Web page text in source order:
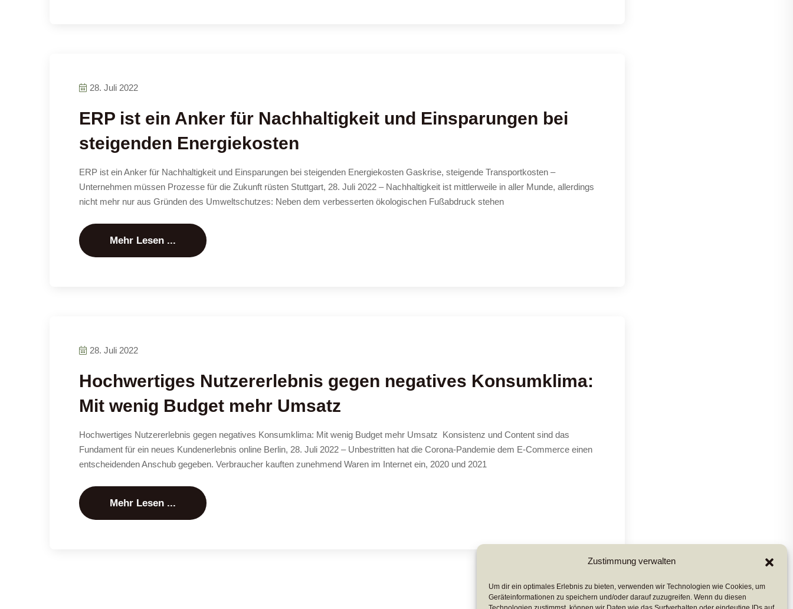
Zustimmung verwalten
Um dir ein optimales Erlebnis zu bieten, verwenden wir Technologien wie Cookies, um
Geräteinformationen zu speichern und/oder darauf zuzugreifen. Wenn du diesen
28. Juli 2022
ERP ist ein Anker für Nachhaltigkeit und Einsparungen bei
steigenden Energiekosten
ERP ist ein Anker für Nachhaltigkeit und Einsparungen bei steigenden Energiekosten Gaskrise, steigende Transportkosten –
Unternehmen müssen Prozesse für die Zukunft rüsten Stuttgart, 28. Juli 2022 – Nachhaltigkeit ist mittlerweile in aller Munde, allerdings
nicht mehr nur aus Gründen des Umweltschutzes: Neben dem verbesserten ökologischen Fußabdruck stehen
Mehr Lesen ...
28. Juli 2022
Hochwertiges Nutzererlebnis gegen negatives Konsumklima:
Mit wenig Budget mehr Umsatz
Hochwertiges Nutzererlebnis gegen negatives Konsumklima: Mit wenig Budget mehr Umsatz Konsistenz und Content sind das
Fundament für ein neues Kundenerlebnis online Berlin, 28. Juli 2022 – Unbestritten hat die Corona-Pandemie dem E-Commerce einen
entscheidenden Anschub gegeben. Verbraucher kauften zunehmend Waren im Internet ein, 2020 und 2021
Mehr Lesen ...